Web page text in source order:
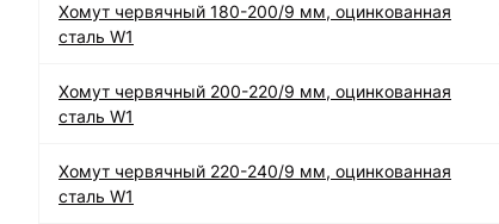
Хомут червячный 180-200/9 мм, оцинкованная
сталь W1
Хомут червячный 200-220/9 мм, оцинкованная
сталь W1
Хомут червячный 220-240/9 мм, оцинкованная
сталь W1